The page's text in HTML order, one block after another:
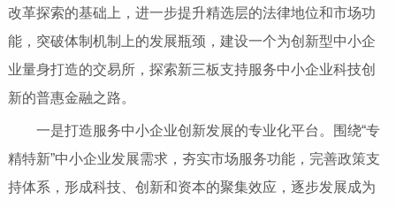
改革探索的基础上，进一步提升精选层的法律地位和市场功
能，突破体制机制上的发展瓶颈，建设一个为创新型中小企
业量身打造的交易所，探索新三板支持服务中小企业科技创
新的普惠金融之路。
一是打造服务中小企业创新发展的专业化平台。围绕“专
精特新”中小企业发展需求，夯实市场服务功能，完善政策支
持体系，形成科技、创新和资本的聚集效应，逐步发展成为